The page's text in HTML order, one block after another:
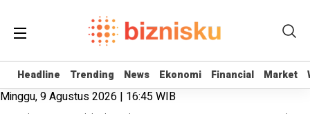
Headline Trending News Ekonomi Financial Market
Headline Trending News Ekonomi Financial Market
Minggu, 9 Agustus 2026 | 16:45 WIB